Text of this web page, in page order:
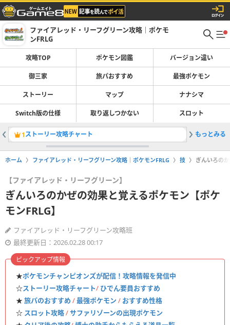
ファイアレッド・リーフグリーン攻略｜ポケモ
ンFRLG
攻略TOP ポケモン図鑑 バージョン違い
御三家 旅パおすすめ 最強ポケモン
ストーリー マップ ナナシマ
Switch版の仕様 取り返しつかない スロット
1ストーリー攻略チャート 2旅パの
もっとみる
ホーム ファイアレッド・リーフグリーン攻略｜ポケモンFRLG 技 ぎんいろの
【ファイアレッド・リーフグリーン】
ぎんいろのかぜの効果と覚えるポケモン【ポケ
モンFRLG】
ファイアレッド・リーフグリーン攻略班
最終更新日：2026.02.28 00:17
★ポケモンチャンピオンズが配信！攻略情報を発信中
☆ストーリー攻略チャート/ ひでん要員おすすめ
★旅パのおすすめ /最強ポケモン / おすすめ性格
☆ スロット攻略/サファリゾーンの出現ポケモン
ピックアップ情報